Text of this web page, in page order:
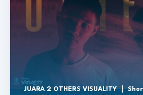
JUARA 2 OTHERS VISUALITY ｜